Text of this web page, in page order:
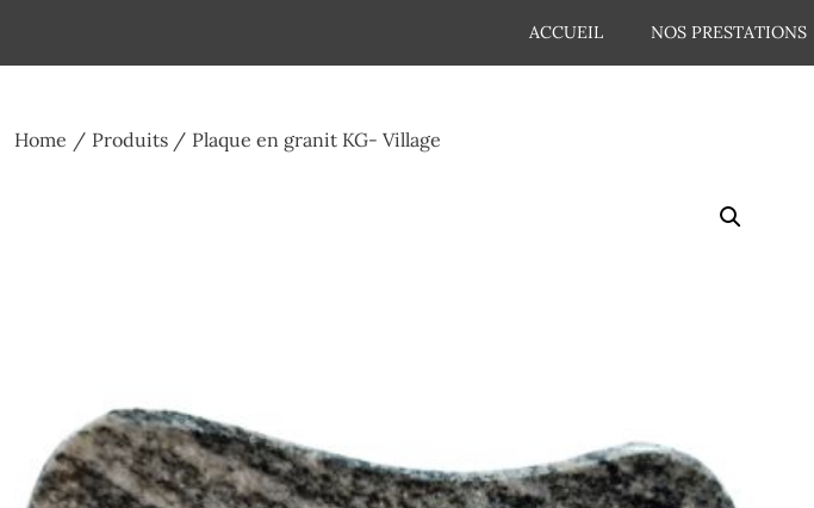
content
Espace Funéraire Michel Gardechaux
ACCUEIL NOS PRESTATIONS
Home Produits Plaque en granit KG- Village